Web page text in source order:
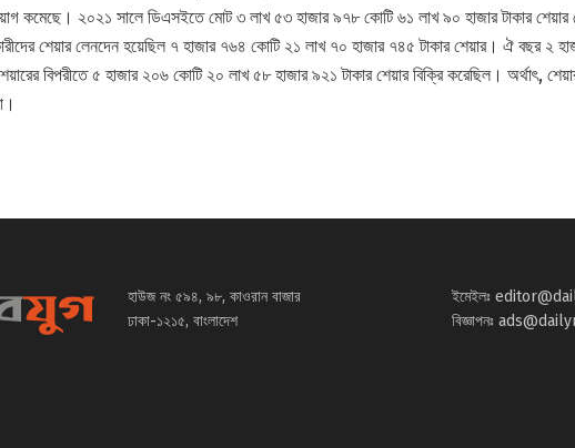
কমেছে। ২০২১ সালে ডিএসইতে মোট ৩ লাখ ৫৩ হাজার ৯৭৮ কোটি ৬১ লাখ ৯০ হাজার টাকার শেয়ার
শেয়ার লেনদেন হয়েছিল ৭ হাজার ৭৬৪ কোটি ২১ লাখ ৭০ হাজার ৭৪৫ টাকার শেয়ার। ঐ বছর ২
বিপরীতে ৫ হাজার ২০৬ কোটি ২০ লাখ ৫৮ হাজার ৯২১ টাকার শেয়ার বিক্রি করেছিল। অর্থাৎ,
হাউজ নং ৫৯৪, ৯৮, কাওরান বাজার
ঢাকা-১২১৫, বাংলাদেশ
ইমেইলঃ
বিজ্ঞাপনঃ